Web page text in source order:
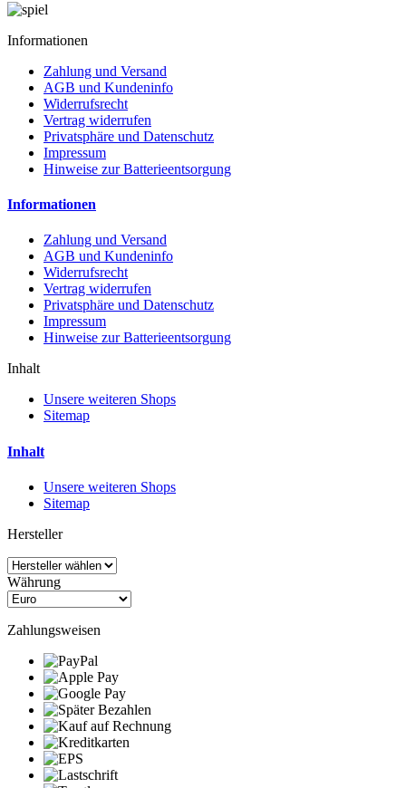
Informationen
Zahlung und Versand
AGB und Kundeninfo
Widerrufsrecht
Vertrag widerrufen
Privatsphäre und Datenschutz
Impressum
Hinweise zur Batterieentsorgung
Informationen
Zahlung und Versand
AGB und Kundeninfo
Widerrufsrecht
Vertrag widerrufen
Privatsphäre und Datenschutz
Impressum
Hinweise zur Batterieentsorgung
Inhalt
Unsere weiteren Shops
Sitemap
Inhalt
Unsere weiteren Shops
Sitemap
Hersteller
Währung
Zahlungsweisen